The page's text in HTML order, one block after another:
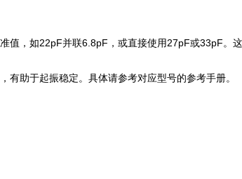
值，如22pF并联6.8pF，或直接使用27pF或33pF。这
助于起振稳定。具体请参考对应型号的参考手册。